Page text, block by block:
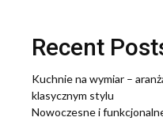
Recent
Kuchnie na wymiar –
klasycznym stylu
Nowoczesne i